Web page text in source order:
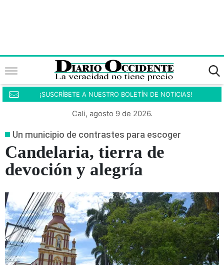
¡SUSCRÍBETE A NUESTRO BOLETÍN DE NOTICIAS!
Cali, agosto 9 de 2026.
Un municipio de contrastes para escoger
Candelaria, tierra de
devoción y alegría